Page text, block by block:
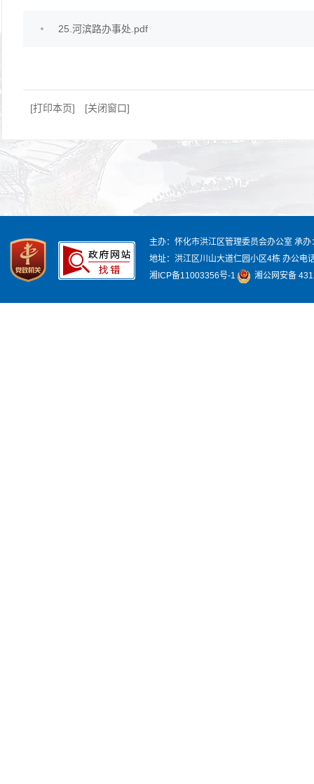
25.河滨路办事处.pdf
[打印本页] [关闭窗口]
主办：怀化市洪江区管理委员会办公室 承办
地址：洪江区川山大道仁园小区4栋 办公电
湘ICP备11003356号-1
湘公网安备